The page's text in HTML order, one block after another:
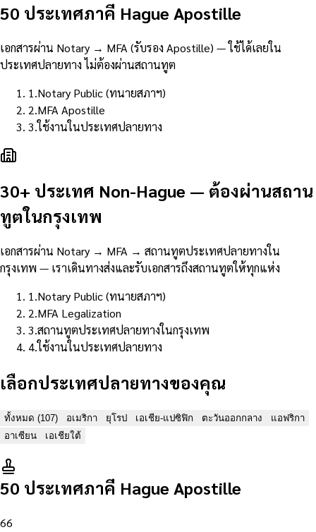
50 ประเทศภาคี Hague Apostille
เอกสารผ่าน Notary → MFA (รับรอง Apostille) — ใช้ได้เลยใน
ประเทศปลายทาง ไม่ต้องผ่านสถานทูต
1 .Notary Public (ทนายสภาฯ)
2.MFA Apostille
3.ใช้งานในประเทศปลายทาง
30+ ประเทศ Non-Hague — ต้องผ่านสถาน
ทูตในกรุงเทพ
เอกสารผ่าน Notary → MFA → สถานทูตประเทศปลายทางใน
กรุงเทพ — เราเดินทางส่งและรับเอกสารถึงสถานทูตให้ทุกแห่ง
1 .Notary Public (ทนายสภาฯ)
2.MFA Legalization
3.สถานทูตประเทศปลายทางในกรุงเทพ
4.ใช้งานในประเทศปลายทาง
เลือกประเทศปลายทางของคุณ
ทั้งหมด (107) อเมริกา ยุโรป เอเชีย-แปซิฟิก ตะวันออกกลาง
แอฟริกา
อาเซียน
เอเชียใต้
50 ประเทศภาคี Hague Apostille
66